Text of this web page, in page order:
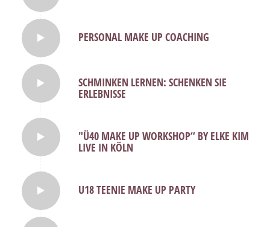
PERSONAL MAKE UP COACHING
SCHMINKEN LERNEN: SCHENKEN SIE
ERLEBNISSE
"Ü40 MAKE UP WORKSHOP“ BY ELKE KIM
LIVE IN KÖLN
U18 TEENIE MAKE UP PARTY